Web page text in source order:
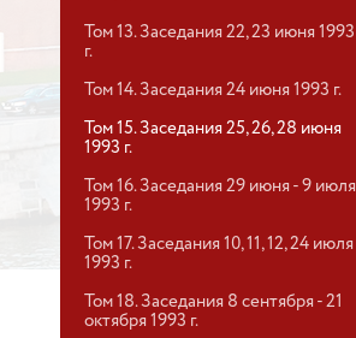
Том 13. Заседания 22, 23 июня 1993
г.
Том 14. Заседания 24 июня 1993 г.
Том 15. Заседания 25, 26, 28 июня
1993 г.
Том 16. Заседания 29 июня - 9 июля
1993 г.
Том 17. Заседания 10, 11, 12, 24 июля
1993 г.
Том 18. Заседания 8 сентября - 21
октября 1993 г.